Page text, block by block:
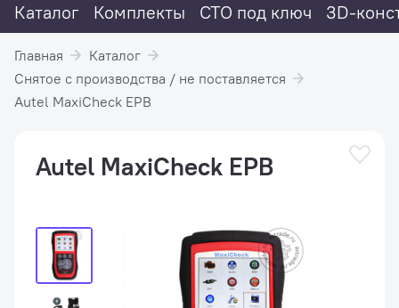
Каталог Комплекты СТО под ключ 3D-
Главная
Каталог
Снятое с производства / не поставляется
Autel MaxiCheck EPB
Autel MaxiCheck EPB